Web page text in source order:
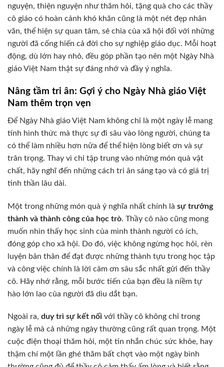
nguyện, thiện nguyện như thăm hỏi, tặng quà cho các thầy
cô giáo có hoàn cảnh khó khăn cũng là một nét đẹp nhân
văn, thể hiện sự quan tâm, sẻ chia của xã hội đối với những
người đã cống hiến cả đời cho sự nghiệp giáo dục. Mỗi hoạt
động, dù lớn hay nhỏ, đều góp phần tạo nên một Ngày Nhà
giáo Việt Nam thật sự đáng nhớ và đầy ý nghĩa.
Nâng tầm tri ân: Gợi ý cho Ngày Nhà giáo Việt
Nam thêm trọn vẹn
Để Ngày Nhà giáo Việt Nam không chỉ là một ngày lễ mang
tính hình thức mà thực sự đi sâu vào lòng người, chúng ta
có thể làm nhiều hơn nữa để thể hiện lòng biết ơn và sự
trân trọng. Thay vì chỉ tập trung vào những món quà vật
chất, hãy nghĩ đến những cách tri ân sáng tạo và có giá trị
tinh thần lâu dài.
Một trong những món quà ý nghĩa nhất chính là sự trưởng
thành và thành công của học trò. Thầy cô nào cũng mong
muốn nhìn thấy học sinh của mình thành người có ích,
đóng góp cho xã hội. Do đó, việc không ngừng học hỏi, rèn
luyện bản thân để đạt được những thành tựu trong học tập
và công việc chính là lời cảm ơn sâu sắc nhất gửi đến thầy
cô. Hãy nhớ rằng, mỗi bước tiến của bạn đều là niềm tự
hào lớn lao của người đã dìu dắt bạn.
Ngoài ra, duy trì sự kết nối với thầy cô không chỉ trong
ngày lễ mà cả những ngày thường cũng rất quan trọng. Một
cuộc điện thoại thăm hỏi, một tin nhắn chúc sức khỏe, hay
thậm chí một lần ghé thăm bất chợt vào một ngày bình